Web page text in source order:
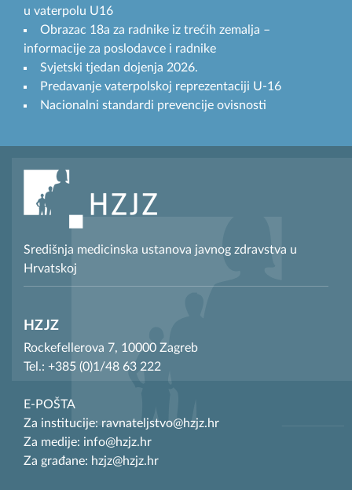
u vaterpolu U16
Obrazac 18a za radnike iz trećih zemalja –
informacije za poslodavce i radnike
Svjetski tjedan dojenja 2026.
Predavanje vaterpolskoj reprezentaciji U-16
Nacionalni standardi prevencije ovisnosti
Središnja medicinska ustanova javnog zdravstva u
Hrvatskoj
HZJZ
Rockefellerova 7, 10000 Zagreb
Tel.: +385 (0)1/48 63 222
E-POŠTA
Za institucije: ravnateljstvo@hzjz.hr
Za medije: info@hzjz.hr
Za građane: hzjz@hzjz.hr